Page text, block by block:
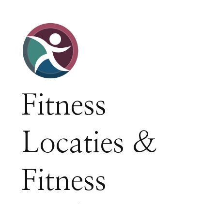
Fitness
Locaties &
Fitness